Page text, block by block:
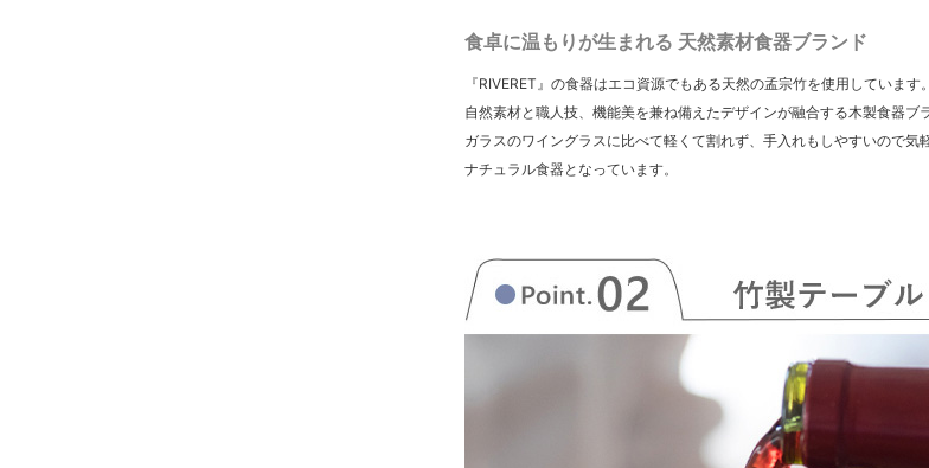
食卓に温もりが生まれる 天然素材食器ブランド
『RIVERET』の食器はエコ資源でもある天然の孟宗竹を使用しています。
自然素材と職人技、機能美を兼ね備えたデザインが融合する木製食器ブ
ガラスのワイングラスに比べて軽くて割れず、手入れもしやすいので気
ナチュラル食器となっています。